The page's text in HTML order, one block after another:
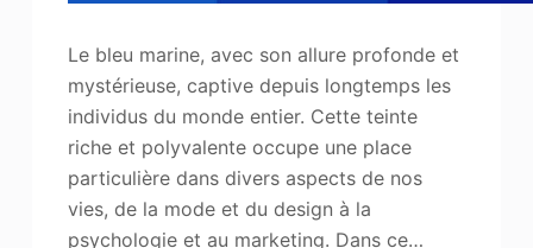
Le bleu marine, avec son allure profonde et
mystérieuse, captive depuis longtemps les
individus du monde entier. Cette teinte
riche et polyvalente occupe une place
particulière dans divers aspects de nos
vies, de la mode et du design à la
psychologie et au marketing. Dans ce…